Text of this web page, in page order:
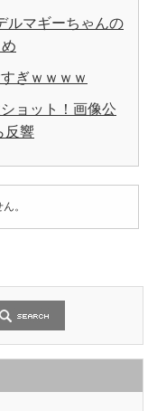
ルマギーちゃんの
ぎｗｗｗｗ
ョット！画像公
反響
。